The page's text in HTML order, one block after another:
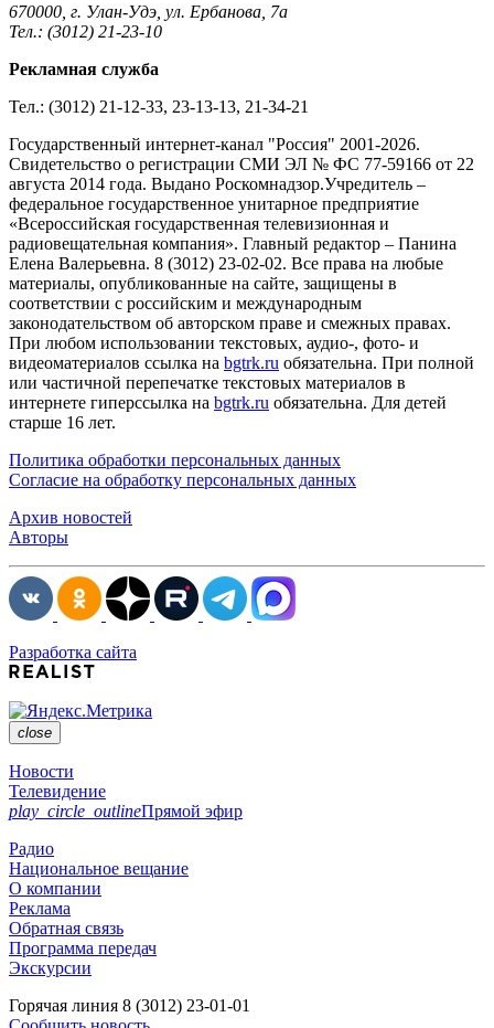
670000, г. Улан-Удэ, ул. Ербанова, 7а
Тел.: (3012) 21-23-10
Рекламная служба
Тел.: (3012) 21-12-33, 23-13-13, 21-34-21
Государственный интернет-канал "Россия" 2001-2026.
Cвидетельство о регистрации СМИ ЭЛ № ФС 77-59166 от 22
августа 2014 года. Выдано Роскомнадзор.Учредитель –
федеральное государственное унитарное предприятие
«Всероссийская государственная телевизионная и
радиовещательная компания». Главный редактор – Панина
Елена Валерьевна. 8 (3012) 23-02-02. Все права на любые
материалы, опубликованные на сайте, защищены в
соответствии с российским и международным
законодательством об авторском праве и смежных правах.
При любом использовании текстовых, аудио-, фото- и
видеоматериалов ссылка на bgtrk.ru обязательна. При полной
или частичной перепечатке текстовых материалов в
интернете гиперссылка на bgtrk.ru обязательна. Для детей
старше 16 лет.
Политика обработки персональных данных
Согласие на обработку персональных данных
Архив новостей
Авторы
Разработка сайта
close
Новости
Телевидение
play_circle_outlineПрямой эфир
Радио
Национальное вещание
О компании
Реклама
Обратная связь
Программа передач
Экскурсии
Горячая линия 8 (3012) 23-01-01